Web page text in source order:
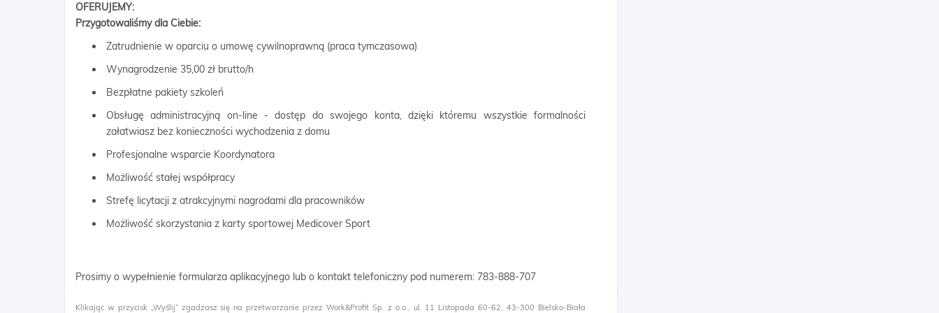
OFERUJEMY:
Przygotowaliśmy dla Ciebie:
Zatrudnienie w oparciu o umowę cywilnoprawną (praca tymczasowa)
Wynagrodzenie 35,00 zł brutto/h
Bezpłatne pakiety szkoleń
Obsługę administracyjną on-line - dostęp do swojego konta, dzięki któremu wszystkie formalności
załatwiasz bez konieczności wychodzenia z domu
Profesjonalne wsparcie Koordynatora
Możliwość stałej współpracy
Strefę licytacji z atrakcyjnymi nagrodami dla pracowników
Możliwość skorzystania z karty sportowej Medicover Sport
Prosimy o wypełnienie formularza aplikacyjnego lub o kontakt telefoniczny pod numerem: 783-888-707​
Klikając w przycisk „Wyślij” zgadzasz się na przetwarzanie przez Work&Profit Sp. z o.o., ul. 11 Listopada 60-62, 43-300 Bielsko-Biała